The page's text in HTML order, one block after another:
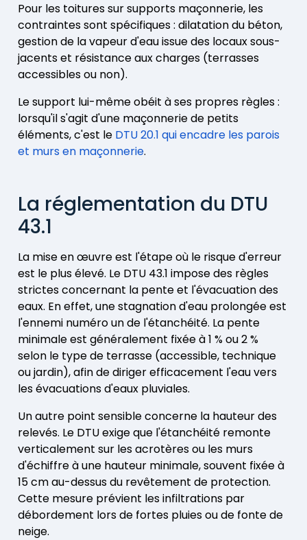
Pour les toitures sur supports maçonnerie, les
contraintes sont spécifiques : dilatation du béton,
gestion de la vapeur d'eau issue des locaux sous-
jacents et résistance aux charges (terrasses
accessibles ou non).
Le support lui-même obéit à ses propres règles :
lorsqu'il s'agit d'une maçonnerie de petits
éléments, c'est le DTU 20.1 qui encadre les parois
et murs en maçonnerie.
La réglementation du DTU
43.1
La mise en œuvre est l'étape où le risque d'erreur
est le plus élevé. Le DTU 43.1 impose des règles
strictes concernant la pente et l'évacuation des
eaux. En effet, une stagnation d'eau prolongée est
l'ennemi numéro un de l'étanchéité. La pente
minimale est généralement fixée à 1 % ou 2 %
selon le type de terrasse (accessible, technique
ou jardin), afin de diriger efficacement l'eau vers
les évacuations d'eaux pluviales.
Un autre point sensible concerne la hauteur des
relevés. Le DTU exige que l'étanchéité remonte
verticalement sur les acrotères ou les murs
d'échiffre à une hauteur minimale, souvent fixée à
15 cm au-dessus du revêtement de protection.
Cette mesure prévient les infiltrations par
débordement lors de fortes pluies ou de fonte de
neige.